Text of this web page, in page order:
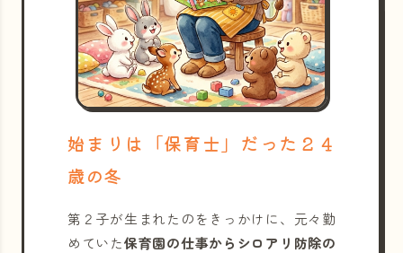
始まりは「保育士」だった２４
歳の冬
第２子が生まれたのをきっかけに、元々勤
めていた保育園の仕事からシロアリ防除の